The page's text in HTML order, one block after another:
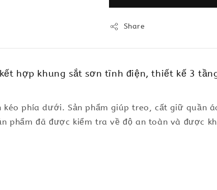
Share
hợp khung sắt sơn tĩnh điện, thiết kế 3
phía dưới. Sản phẩm giúp treo, cất giữ quần
phẩm đã được kiểm tra về độ an toàn và được